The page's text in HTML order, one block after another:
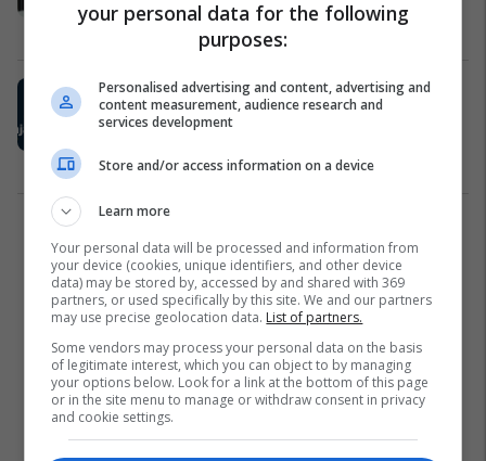
biznese të reja (Video)
Svarqa tregon projektet që i ka
realizuar në Ferizaj dhe ato që
Parlamentare 11/10/2017
your personal data for the following
purposes:
Personalised advertising and content, advertising and
content measurement, audience research and
services development
Store and/or access information on a device
Learn more
Your personal data will be processed and information from
your device (cookies, unique identifiers, and other device
data) may be stored by, accessed by and shared with 369
partners, or used specifically by this site. We and our partners
may use precise geolocation data. List of partners.
Some vendors may process your personal data on the basis
of legitimate interest, which you can object to by managing
your options below. Look for a link at the bottom of this page
or in the site menu to manage or withdraw consent in privacy
and cookie settings.